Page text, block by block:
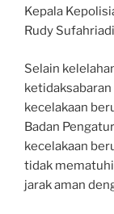
Kepala
Rudy
Selain
kecelakaan
Badan
kecelakaan
tidak
jarak aman